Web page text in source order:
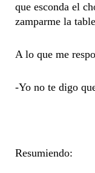
que esconda el
zamparme la
A lo que me
-Yo no te digo
Resumiendo: